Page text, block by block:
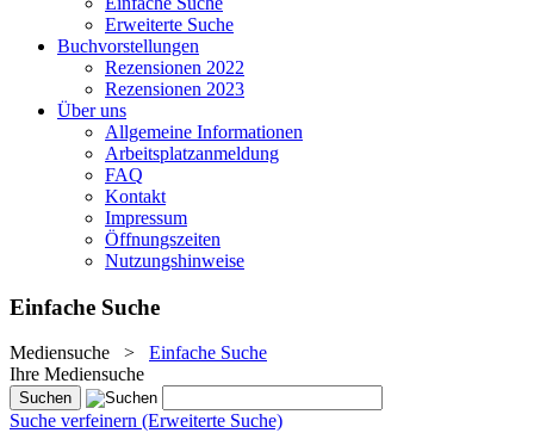
Erweiterte Suche
Buchvorstellungen
Rezensionen 2022
Rezensionen 2023
Über uns
Allgemeine Informationen
Arbeitsplatzanmeldung
FAQ
Kontakt
Impressum
Öffnungszeiten
Nutzungshinweise
Einfache Suche
Mediensuche > Einfache Suche
Ihre Mediensuche
Suche verfeinern (Erweiterte Suche)